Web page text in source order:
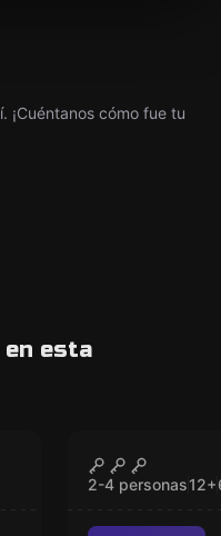
¡Cuéntanos cómo fue tu
en esta
Prince of
Dagger of
2-4 personas12+